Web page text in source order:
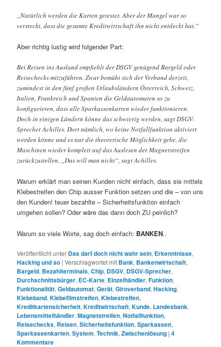
„Natürlich werden die Karten getestet. Aber der Mangel war so
versteckt, dass die gesamte Kreditwirtschaft ihn nicht entdeckt hat.“
Aber richtig lustig wird folgender Part:
Bei Reisen ins Ausland empfiehlt der DSGV genügend Bargeld oder
Reisechecks mitzuführen. Zwar bemüht sich der Verband derzeit,
zumindest in den fünf großen Urlaubsländern Österreich, Schweiz,
Italien, Frankreich und Spanien die Geldautomaten so zu
konfigurieren, dass alle Sparkassenkarten wieder funktionieren.
Doch in einigen Ländern könne das schwierig werden, sagt DSGV-
Sprecher Achilles. Dort nämlich, wo keine Notfallfunktion aktiviert
werden könne und es nur die theoretische Möglichkeit gebe, die
Maschinen wieder komplett auf das Auslesen der Magnetstreifen
zurückzustellen. „Das will man nicht“, sagt Achilles.
Warum erklärt man seinen Kunden nicht einfach, dass sie mittels
Klebestreifen den Chip ausser Funktion setzen und die – von uns
den Kunden! teuer bezahlte – Sicherheitsfunktion einfach
umgehen sollen? Oder wäre das dann doch ZU peinlich?
Warum so viele Worte, sag doch einfach: BANKEN..
Veröffentlicht unter Das darf doch nicht wahr sein, Erkenntnisse,
Hacking und so |Verschlagwortet mit Bank, Bankenwirtschaft,
Bargeld, Bezahlterminals,Chip, DSGV, DSGV-Sprecher,
Durchschnittsbürger, EC-Karte, Einzelhändler,Funktion,
Funktionalität,Geldautomat,Gerät,Giroverband,Hacking,
Klebeband,Klebefilmstreifen,Klebestreifen,
Kreditkartensicherheit,Kreditwirtschaft,Kunde, Landesbank,
Lebensmittelhändler,Magnetstreifen,Notfallfunktion,
Reisechecks, Reisen,Sicherheitsfunktion,Sparkassen,
Sparkassenkarten,System,Technik,Zwischenlösung |4
Kommentare